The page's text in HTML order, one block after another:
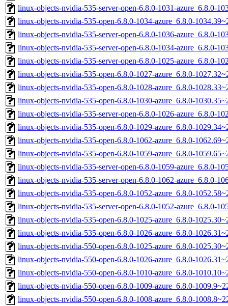
linux-objects-nvidia-535-server-open-6.8.0-1031-azure_6.8.0-
linux-objects-nvidia-535-open-6.8.0-1034-azure_6.8.0-
linux-objects-nvidia-535-server-open-6.8.0-1036-azure_6.8.0-
linux-objects-nvidia-535-server-open-6.8.0-1034-azure_6.8.0-
linux-objects-nvidia-535-server-open-6.8.0-1025-azure_6.8.0-
linux-objects-nvidia-535-open-6.8.0-1027-azure_6.8.0-
linux-objects-nvidia-535-open-6.8.0-1028-azure_6.8.0-
linux-objects-nvidia-535-open-6.8.0-1030-azure_6.8.0-
linux-objects-nvidia-535-server-open-6.8.0-1026-azure_6.8.0-
linux-objects-nvidia-535-open-6.8.0-1029-azure_6.8.0-
linux-objects-nvidia-535-open-6.8.0-1062-azure_6.8.0-
linux-objects-nvidia-535-open-6.8.0-1059-azure_6.8.0-
linux-objects-nvidia-535-server-open-6.8.0-1059-azure_6.8.0-
linux-objects-nvidia-535-server-open-6.8.0-1062-azure_6.8.0-
linux-objects-nvidia-535-open-6.8.0-1052-azure_6.8.0-
linux-objects-nvidia-535-server-open-6.8.0-1052-azure_6.8.0-
linux-objects-nvidia-535-open-6.8.0-1025-azure_6.8.0-
linux-objects-nvidia-535-open-6.8.0-1026-azure_6.8.0-
linux-objects-nvidia-550-open-6.8.0-1025-azure_6.8.0-
linux-objects-nvidia-550-open-6.8.0-1026-azure_6.8.0-
linux-objects-nvidia-550-open-6.8.0-1010-azure_6.8.0-
linux-objects-nvidia-550-open-6.8.0-1009-azure_6.8.0-
linux-objects-nvidia-550-open-6.8.0-1008-azure_6.8.0-